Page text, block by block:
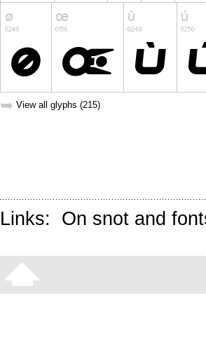
➥ View all glyphs (215)
Links: On snot and